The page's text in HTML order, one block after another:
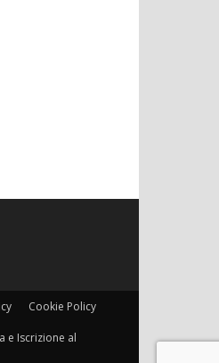
Cookie Policy
e Iscrizione al